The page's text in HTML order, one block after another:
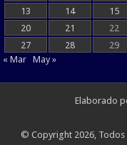
13
14 15
20
21 22
27
28 29
« Mar
May »
Elaborado
© Copyright 2026, Todos